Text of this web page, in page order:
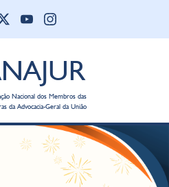
Nacional dos Membros das
da Advocacia-Geral da União